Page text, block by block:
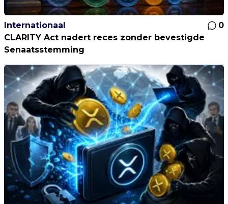
Internationaal
0
CLARITY Act nadert reces zonder bevestigde
Senaatsstemming